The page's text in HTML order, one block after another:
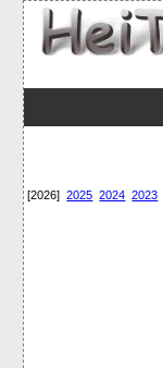
[2026]2025 2024 2023